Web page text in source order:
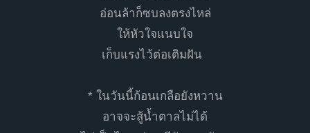
อ่อนล้าก็ซบลงตรงไหล่
ให้หัวใจแนบใจ
เก็บแรงไว้ต่อเติมฝัน
* ในวันนี้ก้อนเกลือยังหวาน
อาจจะสู้น้ำตาลไม่ได้